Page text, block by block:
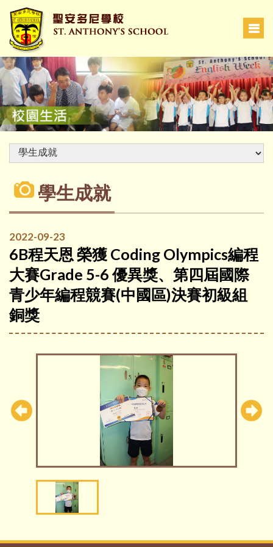
學生成就
2022-09-23
6B程天恩 榮獲 Coding Olympics編程
大賽Grade 5-6 優異獎、第四屆國際
青少年編程競賽(中國區)決賽初級組
銅獎